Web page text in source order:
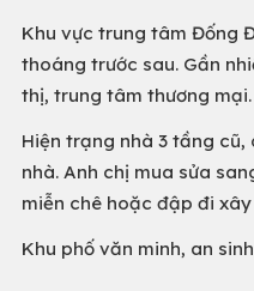
Khu vực trung tâm Đống
thoáng trước sau. Gần
thị, trung tâm thương mại.
Hiện trạng nhà 3 tầng
nhà. Anh chị mua sửa
miễn chê hoặc đập đi xây
Khu phố văn minh, an